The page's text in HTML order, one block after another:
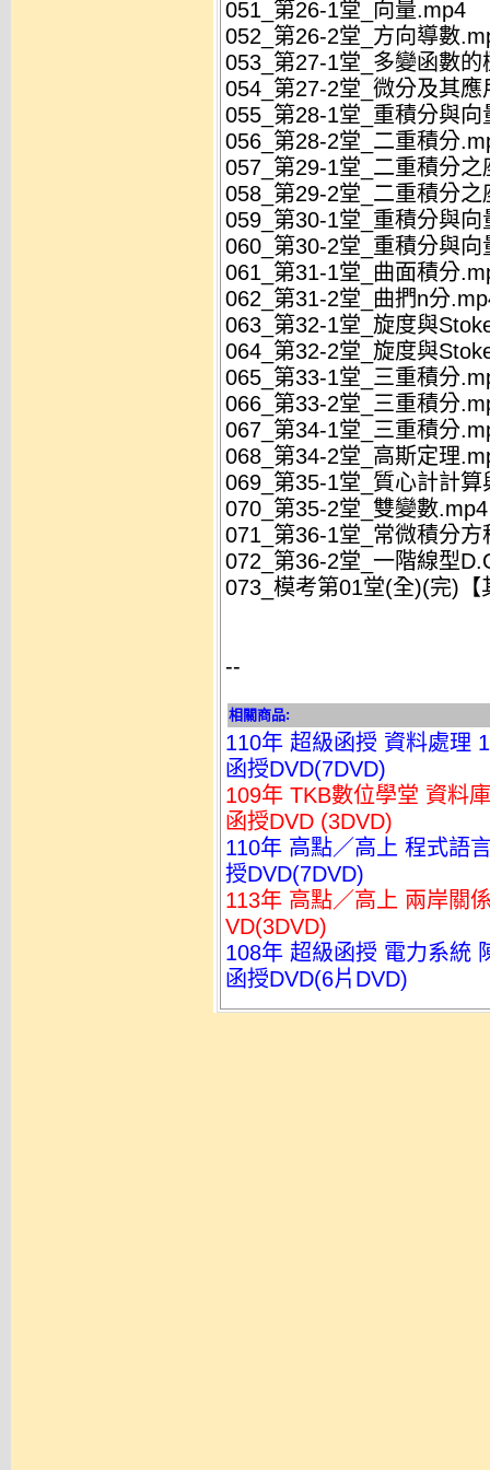
051_第26-1堂_向量.mp4
052_第26-2堂_方向導數
053_第27-1堂_多變函數的
054_第27-2堂_微分及其應
055_第28-1堂_重積分與向
056_第28-2堂_二重積分
057_第29-1堂_二重積分
058_第29-2堂_二重積分
059_第30-1堂_重積分與向
060_第30-2堂_重積分與向
061_第31-1堂_曲面積分
062_第31-2堂_曲捫n分
063_第32-1堂_旋度與
064_第32-2堂_旋度與
065_第33-1堂_三重積分
066_第33-2堂_三重積分
067_第34-1堂_三重積分
068_第34-2堂_高斯定理
069_第35-1堂_質心計計
070_第35-2堂_雙變數.mp4
071_第36-1堂_常微積分方
072_第36-2堂_一階線型
073_模考第01堂(全)(完)
--
相關商品:
110年 超級函授 資料處理
函授DVD(7DVD)
109年 TKB數位學堂 資料
函授DVD (3DVD)
110年 高點／高上 程式語
授DVD(7DVD)
113年 高點／高上 兩岸關
VD(3DVD)
108年 超級函授 電力系統
函授DVD(6片DVD)